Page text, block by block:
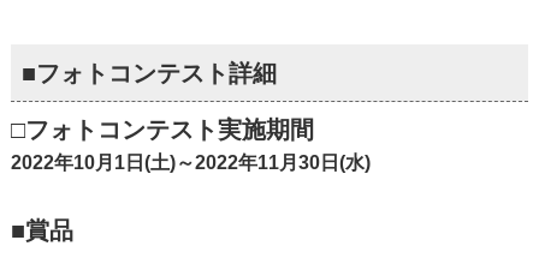
■フォトコンテスト詳細
□フォトコンテスト実施期間
2022年10月1日(土)～2022年11月30日(水)
■賞品